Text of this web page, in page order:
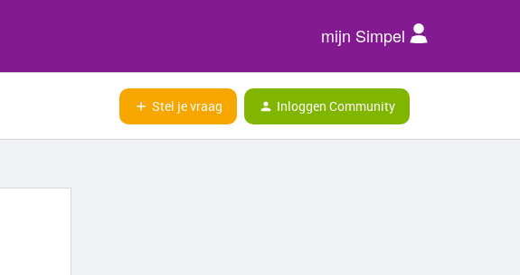
mijn Simpel
Stel je vraag Inloggen Community